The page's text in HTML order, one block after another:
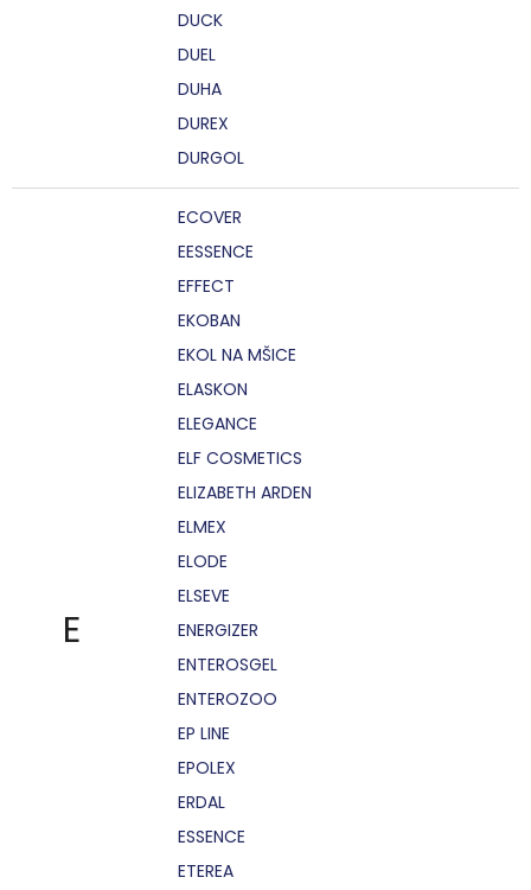
DUCK
DUEL
DUHA
DUREX
DURGOL
E
ECOVER
EESSENCE
EFFECT
EKOBAN
EKOL NA MŠICE
ELASKON
ELEGANCE
ELF COSMETICS
ELIZABETH ARDEN
ELMEX
ELODE
ELSEVE
ENERGIZER
ENTEROSGEL
ENTEROZOO
EP LINE
EPOLEX
ERDAL
ESSENCE
ETEREA